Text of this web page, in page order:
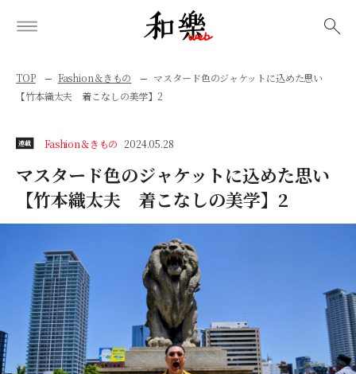
TOP Fashion＆きもの
マスタード色のジャケットに込めた思い
【竹本織太夫 着こなしの美学】2
連載 Fashion＆きもの 2024.05.28
マスタード色のジャケットに込めた思い
【竹本織太夫 着こなしの美学】2